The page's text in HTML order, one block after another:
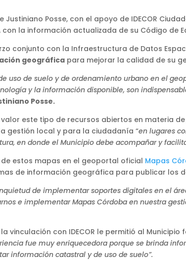
Justiniano Posse, con el apoyo de IDECOR
la información actualizada de su Código de
conjunto con la Infraestructura de Datos
geográfica para mejorar la calidad de su
uso de suelo y de ordenamiento urbano en el
y la información disponible, son
Posse.
este tipo de recursos abiertos en materia
gestión local y para la ciudadanía “en lugares
en donde el Municipio debe acompañar y
estos mapas en el geoportal oficial Mapas
de información geográfica para publicar los
de implementar soportes digitales en el
e implementar Mapas Córdoba en nuestra
vinculación con IDECOR le permitió al
fue muy enriquecedora porque se brinda
información catastral y de uso de suelo”.